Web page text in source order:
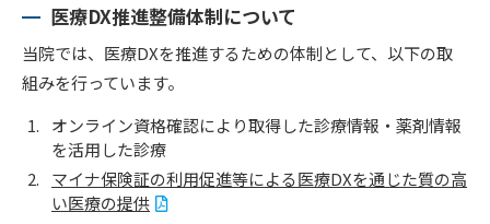
医療DX推進整備体制について
当院では、医療DXを推進するための体制として、以下の取
組みを行っています。
オンライン資格確認により取得した診療情報・薬剤情報
を活用した診療
マイナ保険証の利用促進等による医療DXを通じた質の高
い医療の提供